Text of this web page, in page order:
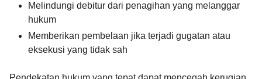
Melindungi debitur dari penagihan yang melanggar
hukum
Memberikan pembelaan jika terjadi gugatan atau
eksekusi yang tidak sah